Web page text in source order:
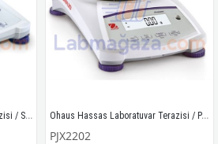
Ohaus Hassas Laboratuvar Terazisi / SJX1502 Ohaus Hassas Laboratuvar Terazisi / PJX2202
PJX2202